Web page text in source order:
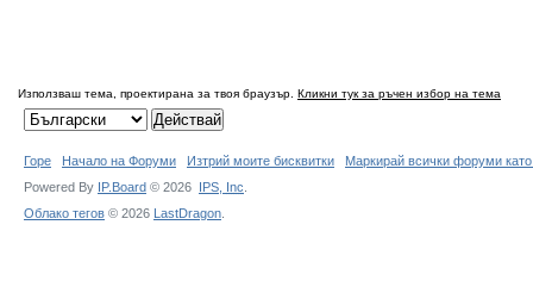
Използваш тема, проектирана за твоя браузър. Кликни тук за ръчен избор на тема
Горе Начало на Форуми Изтрий моите бисквитки
Маркирай всички форуми
Powered By IP.Board © 2026 IPS, Inc
Облако тегов © 2026 LastDragon